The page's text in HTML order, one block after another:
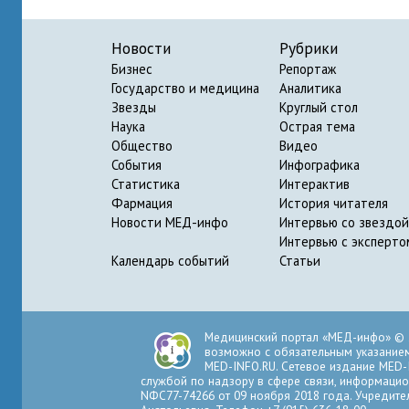
Новости
Бизнес
Государство и медицина
Звезды
Наука
Общество
События
Статистика
Фармация
Новости МЕД-инфо
Календарь событий
Рубрики
Репортаж
Аналитика
Круглый стол
Острая тема
Видео
Инфографика
Интерактив
История читателя
Интервью со звездой
Интервью с
Статьи
Медицинский портал «МЕД-инфо» ©
возможно с обязательным
MED-INFO.RU. Сетевое издание
службой по надзору в сфере связи,
NФС77-74266 от 09 ноября 2018 года.